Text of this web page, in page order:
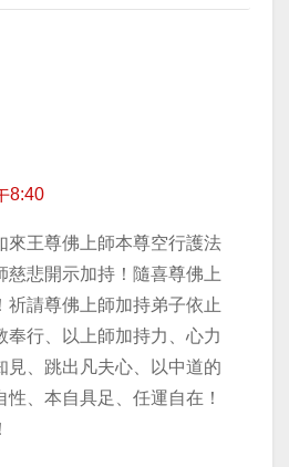
8:40
來王尊佛上師本尊空行護法
慈悲開示加持！隨喜尊佛上
祈請尊佛上師加持弟子依止
奉行、以上師加持力、心力
見、跳出凡夫心、以中道的
、本自具足、任運自在！